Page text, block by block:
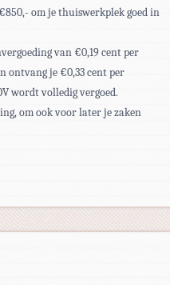
om je thuiswerkplek goed in
van €0,19 cent per
ontvang je €0,33 cent per
wordt volledig vergoed.
om ook voor later je zaken